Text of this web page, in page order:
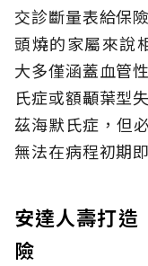
交診斷量表給保
頭燒的家屬來說
大多僅涵蓋血管
氏症或額顳葉型
茲海默氏症，但
無法在病程初期
安達人壽打造
險